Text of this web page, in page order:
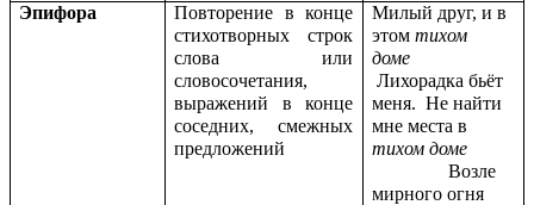
Эпифора
Повторение в конце
стихотворных строк
слова или
словосочетания,
выражений в конце
соседних, смежных
предложений
Милый друг, и в
этомтихом
доме
Лихорадка бьёт
меня. Не найти
мне места в
тихом доме
Возле
мирного огня